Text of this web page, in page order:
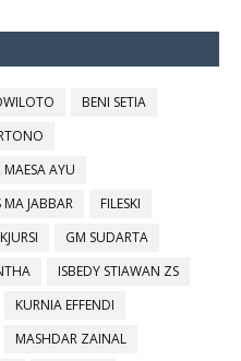
BENI SETIA
MAESA AYU
JABBAR
FILESKI
GM SUDARTA
ISBEDY STIAWAN ZS
KURNIA EFFENDI
MASHDAR ZAINAL